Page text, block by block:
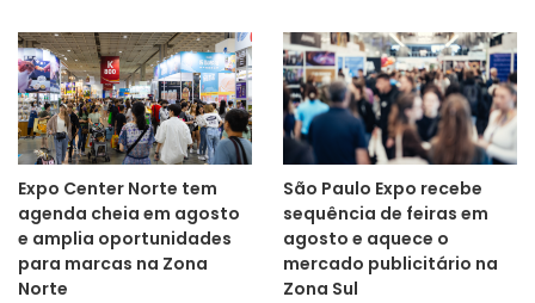
Expo Center Norte tem
agenda cheia em agosto
e amplia oportunidades
para marcas na Zona
Norte
São Paulo Expo recebe
sequência de feiras em
agosto e aquece o
mercado publicitário na
Zona Sul